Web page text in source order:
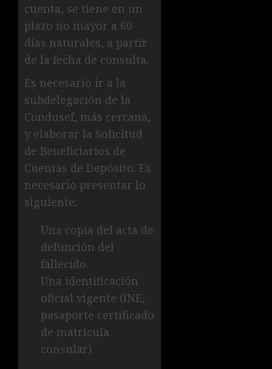
cuenta, se tiene en un
plazo no mayor a 60
días naturales, a partir
de la fecha de consulta.
Es necesario ir a la
subdelegación de la
Condusef, más cercana,
y elaborar la Solicitud
de Beneficiarios de
Cuentas de Depósito. Es
necesario presentar lo
siguiente:
Una copia del acta de
defunción del
fallecido.
Una identificación
oficial vigente (INE,
pasaporte certificado
de matrícula
consular).